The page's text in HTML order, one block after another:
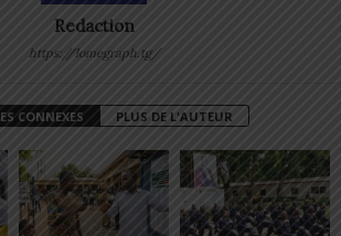
Redaction
https://lomegraph.tg/
CONNEXES PLUS DE L'AUTEUR